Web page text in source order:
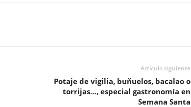
Artículo siguiente
Potaje de vigilia, buñuelos, bacalao o
torrijas…, especial gastronomía en
Semana Santa